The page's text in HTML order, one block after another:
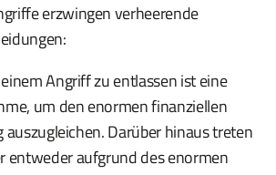
erzwingen verheerende
Angriff zu entlassen ist eine
um den enormen finanziellen
Darüber hinaus treten
entweder aufgrund des enormen